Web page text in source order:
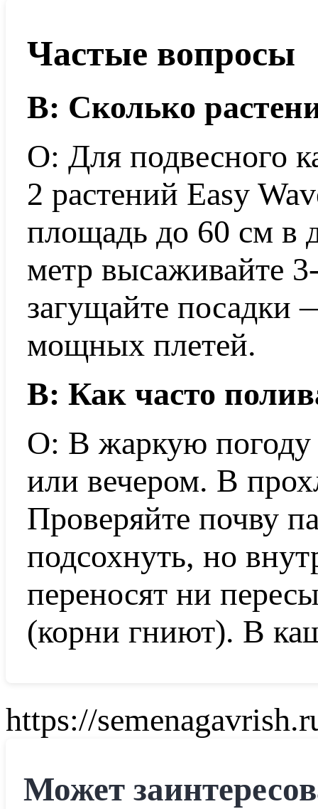
Частые вопросы
В: Сколько
О: Для подвесного
2 растений Easy
площадь до 60 см в
метр высаживайте
загущайте посадки
мощных плетей.
В: Как часто
О: В жаркую
или вечером. В
Проверяйте почву
подсохнуть, но
переносят ни
(корни гниют). В
https://
Может